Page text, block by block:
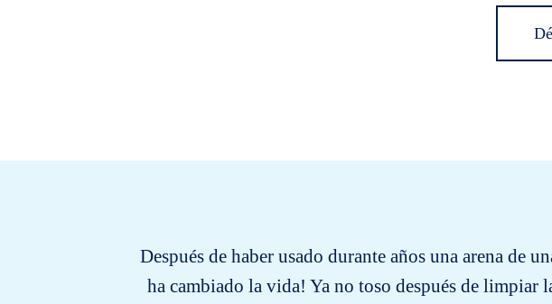
Después de haber usado durante años una arena de
ha cambiado la vida! Ya no toso después de limpiar